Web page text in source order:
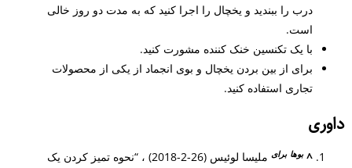
درب را ببندید و یخچال را اجرا کنید که به مدت دو روز خالی
است.
با یک تکنسین خنک کننده مشورت کنید.
برای از بین بردن یخچال و بوی انجماد از یکی از محصولات
تجاری استفاده کنید.
داوری
^ بوها برای
ملیسا لوئیس (26-2-2018) ، “نحوه تمیز کردن یک